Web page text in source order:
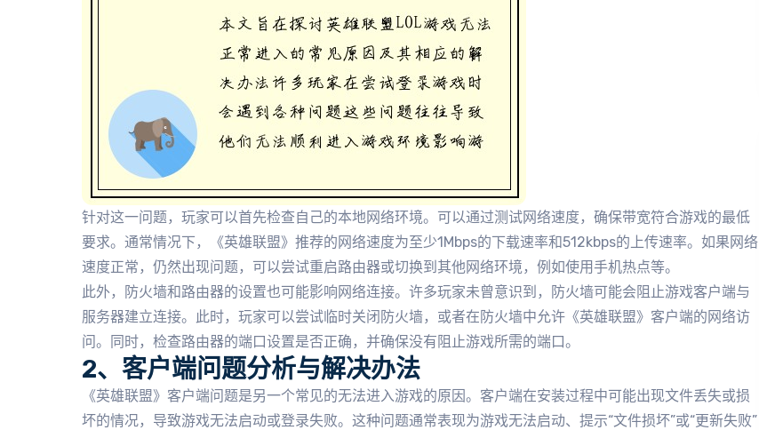
针对这一问题，玩家可以首先检查自己的本地网络环境。可以通过测试网络速度，确保带宽符合游戏的最低
要求。通常情况下，《英雄联盟》推荐的网络速度为至少1Mbps的下载速率和512kbps的上传速率。如果网络
速度正常，仍然出现问题，可以尝试重启路由器或切换到其他网络环境，例如使用手机热点等。
此外，防火墙和路由器的设置也可能影响网络连接。许多玩家未曾意识到，防火墙可能会阻止游戏客户端与
服务器建立连接。此时，玩家可以尝试临时关闭防火墙，或者在防火墙中允许《英雄联盟》客户端的网络访
问。同时，检查路由器的端口设置是否正确，并确保没有阻止游戏所需的端口。
2、客户端问题分析与解决办法
《英雄联盟》客户端问题是另一个常见的无法进入游戏的原因。客户端在安装过程中可能出现文件丢失或损
坏的情况，导致游戏无法启动或登录失败。这种问题通常表现为游戏无法启动、提示“文件损坏”或“更新失败”